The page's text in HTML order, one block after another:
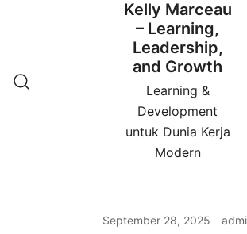
Kelly Marceau
– Learning,
Leadership,
and Growth
Learning &
Development
untuk Dunia Kerja
Modern
September 28, 2025